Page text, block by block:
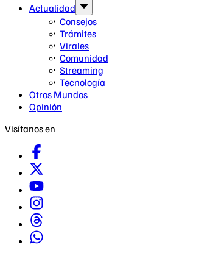
Actualidad
Consejos
Trámites
Virales
Comunidad
Streaming
Tecnología
Otros Mundos
Opinión
Visítanos en